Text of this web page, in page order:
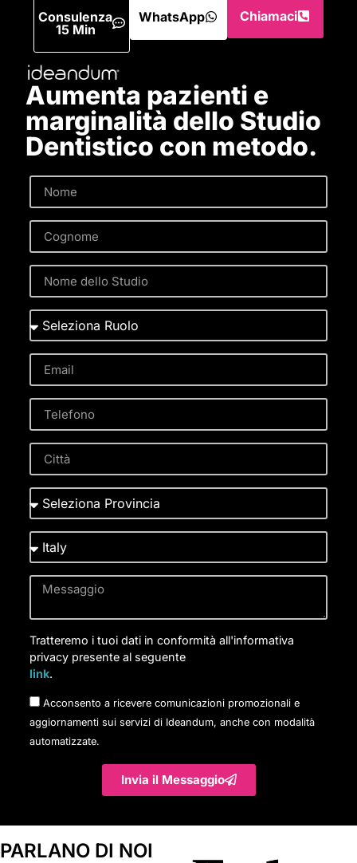
Consulenza
15 Min
WhatsApp Chiamaci
Aumenta pazienti e
marginalità dello Studio
Dentistico con metodo.
Tratteremo i tuoi dati in conformità all'informativa
privacy presente al seguente
link.
Acconsento a ricevere comunicazioni promozionali e
aggiornamenti sui servizi di Ideandum, anche con modalità
automatizzate.
Invia il Messaggio
PARLANO DI NOI